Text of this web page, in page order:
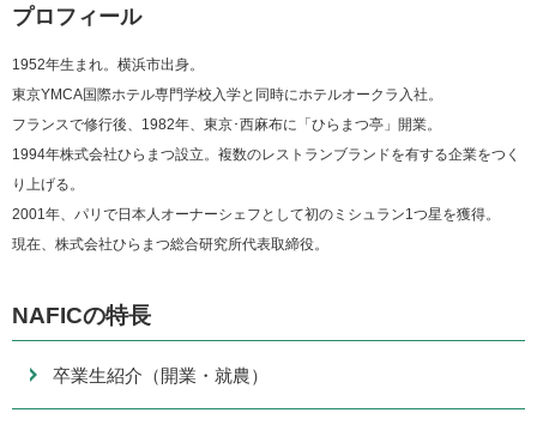
プロフィール
1952年生まれ。横浜市出身。
東京YMCA国際ホテル専門学校入学と同時にホテルオークラ入社。
フランスで修行後、1982年、東京･西麻布に「ひらまつ亭」開業。
1994年株式会社ひらまつ設立。複数のレストランブランドを有する企業をつく
り上げる。
2001年、パリで日本人オーナーシェフとして初のミシュラン1つ星を獲得。
現在、株式会社ひらまつ総合研究所代表取締役。
NAFICの特長
卒業生紹介（開業・就農）